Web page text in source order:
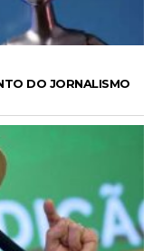
DO JORNALISMO